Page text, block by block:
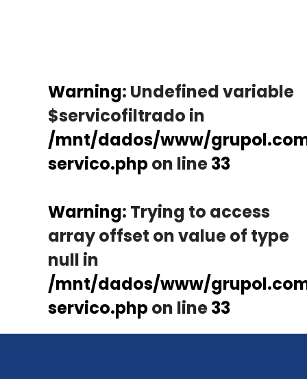
Warning: Undefined variable
$servicofiltrado in
/mnt/dados/www/
servico.phpon line33
Warning: Trying to access
array offset on value of type
null in
/mnt/dados/www/
servico.phpon line33